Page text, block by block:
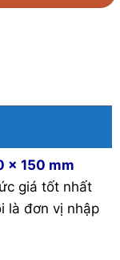
x 150 mm
giá tốt nhất
là đơn vị nhập